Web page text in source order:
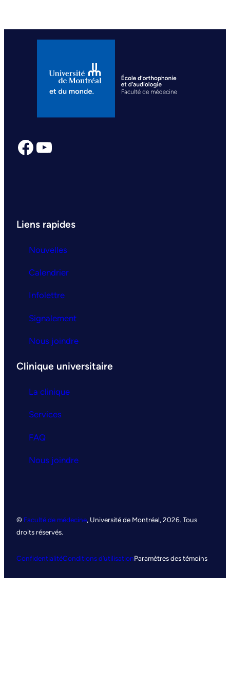
Facebook YouTube
Liens rapides
Nouvelles
Calendrier
Infolettre
Signalement
Nous joindre
Clinique universitaire
La clinique
Services
FAQ
Nous joindre
© Faculté de médecine, Université de Montréal, 2026. Tous
droits réservés.
ConfidentialitéConditions d’utilisationParamètres des témoins